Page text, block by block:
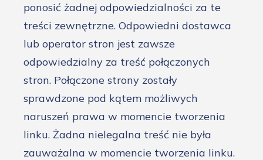
ponosić żadnej odpowiedzialności za te
treści zewnętrzne. Odpowiedni dostawca
lub operator stron jest zawsze
odpowiedzialny za treść połączonych
stron. Połączone strony zostały
sprawdzone pod kątem możliwych
naruszeń prawa w momencie tworzenia
linku. Żadna nielegalna treść nie była
zauważalna w momencie tworzenia linku.